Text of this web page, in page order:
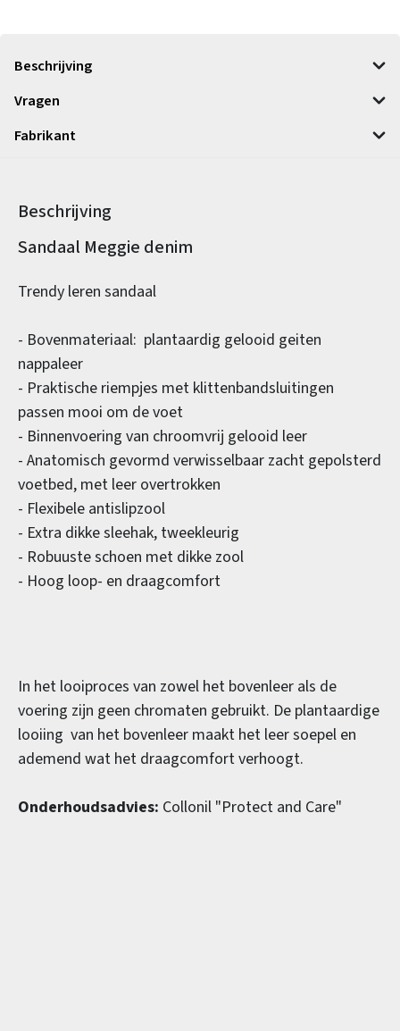
Beschrijving
Vragen
Fabrikant
Beschrijving
Productinformatie
Sandaal Meggie denim
Trendy leren sandaal
- Bovenmateriaal: plantaardig gelooid geiten
nappaleer
- Praktische riempjes met klittenbandsluitingen
passen mooi om de voet
- Binnenvoering van chroomvrij gelooid leer
- Anatomisch gevormd verwisselbaar zacht gepolsterd
voetbed, met leer overtrokken
- Flexibele antislipzool
- Extra dikke sleehak, tweekleurig
- Robuuste schoen met dikke zool
- Hoog loop- en draagcomfort
In het looiproces van zowel het bovenleer als de
voering zijn geen chromaten gebruikt. De plantaardige
looiing van het bovenleer maakt het leer soepel en
ademend wat het draagcomfort verhoogt.
Onderhoudsadvies: Collonil "Protect and Care"